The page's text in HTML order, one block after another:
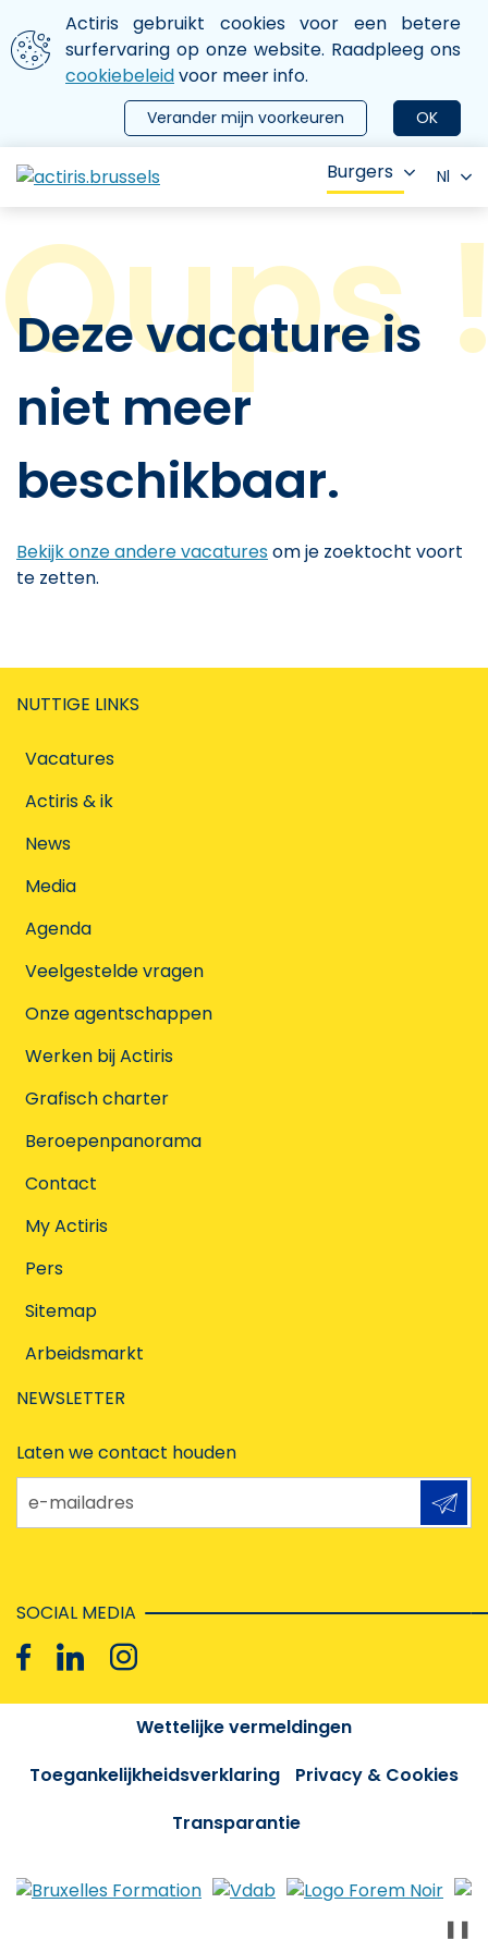
Aller au contenu principal
We gebruiken cookies
Actiris gebruikt cookies voor een betere
surfervaring op onze website. Raadpleeg ons
cookiebeleidvoor meer info.
OK
Verander mijn voorkeuren
le menu
Burgers Nl
Deze vacature is
niet meer
beschikbaar.
Bekijk onze andere vacaturesom je zoektocht voort
te zetten.
NUTTIGE LINKS
Vacatures
Actiris & ik
News
Media
Agenda
Veelgestelde vragen
Onze agentschappen
Werken bij Actiris
Grafisch charter
Beroepenpanorama
Contact
My Actiris
Pers
Sitemap
Arbeidsmarkt
NEWSLETTER
Laten we contact houden
e-mailadres
SOCIAL MEDIA
Wettelijke vermeldingen
Toegankelijkheidsverklaring
Privacy & Cookies
Transparantie
❚❚